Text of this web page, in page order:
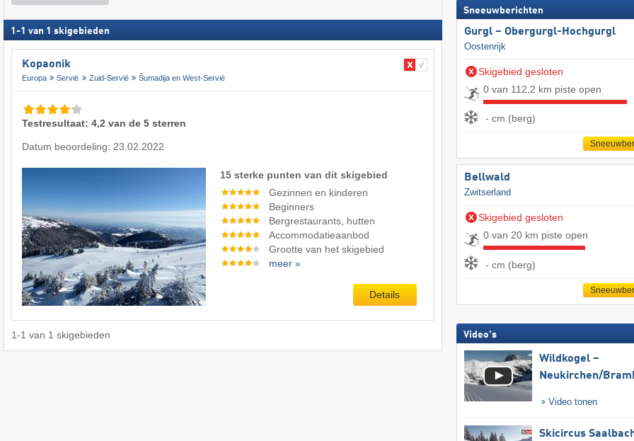
1 -1 van 1 skigebieden
Kopaonik
Europa Servië Zuid-Servië Šumadija en West-Servië
Testresultaat: 4,2 van de 5 sterren
Datum beoordeling: 23.02.2022
15 sterke punten van dit skigebied
Gezinnen en kinderen
Beginners
Bergrestaurants, hutten
Accommodatieaanbod
Grootte van het skigebied
meer »
Details
1-1 van 1 skigebieden
Sneeuwberichten
Gurgl – Obergurgl-Hochgurgl
Oostenrijk
Skigebied gesloten
0 van 112,2 km piste open
- cm (berg)
Bellwald
Zwitserland
Skigebied gesloten
0 van 20 km piste open
- cm (berg)
Video's
Wildkogel –
Neukirchen/​
Video tonen
Skicircus